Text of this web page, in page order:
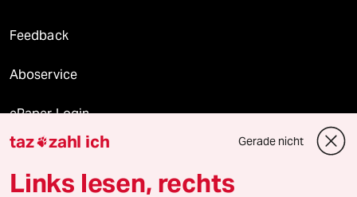
Feedback
Aboservice
ePaper Login
Downloads für Abonnierende
taz zahl ich Gerade nicht
Links lesen, rechts